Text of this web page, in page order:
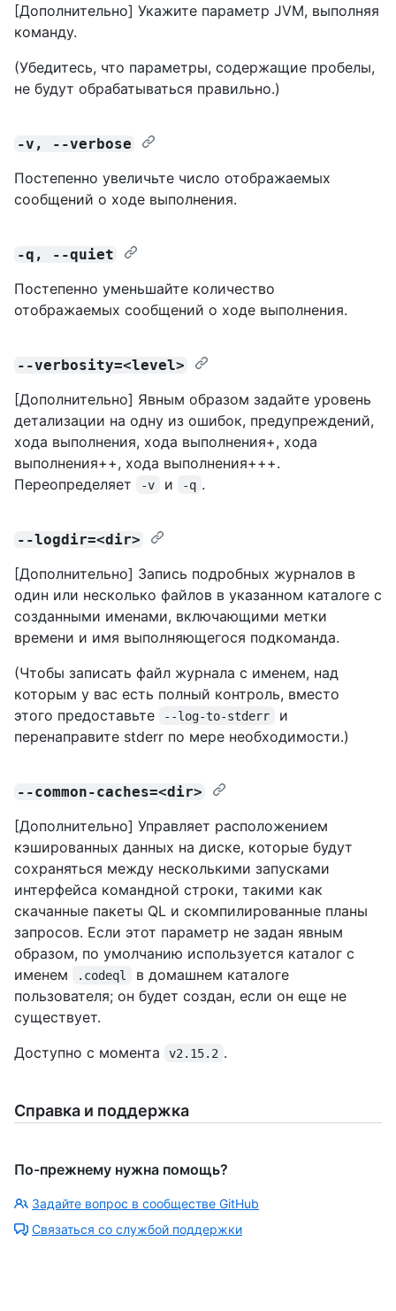
[Дополнительно] Укажите параметр JVM, выполняя
команду.
(Убедитесь, что параметры, содержащие пробелы,
не будут обрабатываться правильно.)
-v, --verbose
Постепенно увеличьте число отображаемых
сообщений о ходе выполнения.
-q, --quiet
Постепенно уменьшайте количество
отображаемых сообщений о ходе выполнения.
--verbosity=<level>
[Дополнительно] Явным образом задайте уровень
детализации на одну из ошибок, предупреждений,
хода выполнения, хода выполнения+, хода
выполнения++, хода выполнения+++.
Переопределяет
-v и -q .
--logdir=<dir>
[Дополнительно] Запись подробных журналов в
один или несколько файлов в указанном каталоге с
созданными именами, включающими метки
времени и имя выполняющегося подкоманда.
(Чтобы записать файл журнала с именем, над
которым у вас есть полный контроль, вместо
этого предоставьте
--log-to-stderr
и
перенаправите stderr по мере необходимости.)
--common-caches=<dir>
[Дополнительно] Управляет расположением
кэшированных данных на диске, которые будут
сохраняться между несколькими запусками
интерфейса командной строки, такими как
скачанные пакеты QL и скомпилированные планы
запросов. Если этот параметр не задан явным
образом, по умолчанию используется каталог с
именем
.codeql
в домашнем каталоге
пользователя; он будет создан, если он еще не
существует.
Доступно с момента
v2.15.2 .
Справка и поддержка
По-прежнему нужна помощь?
Задайте вопрос в сообществе GitHub
Связаться со службой поддержки